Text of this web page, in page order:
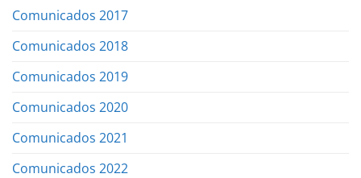
Comunicados 2017
Comunicados 2018
Comunicados 2019
Comunicados 2020
Comunicados 2021
Comunicados 2022